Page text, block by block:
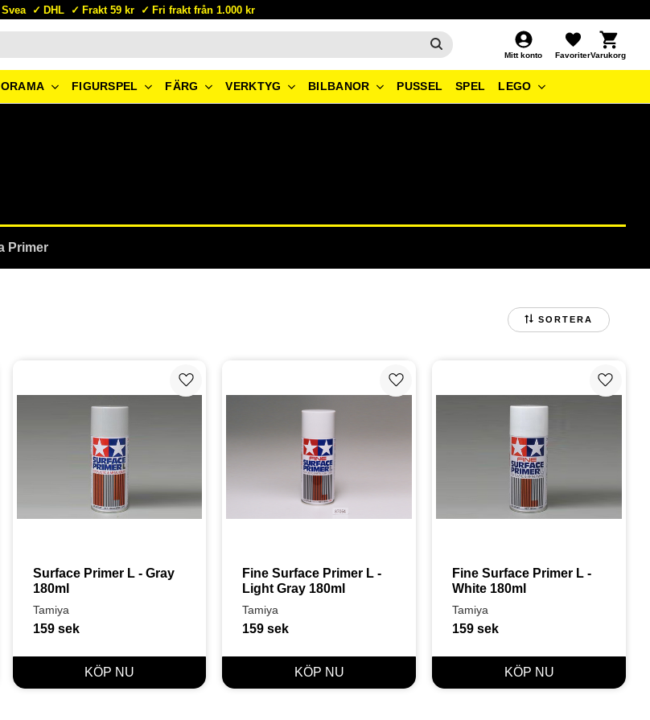
Svea DHL Frakt 59 kr Fri frakt från 1.000 kr
Mitt konto
Favoriter
Kundvagn
FIGURSPEL FÄRG VERKTYG BILBANOR PUSSEL SPEL LEGO
Primer
SORTERA
till i favoriter
Surface Primer L - Gray
180ml
Tamiya
159sek
Lägg till i favoriter
Fine Surface Primer L -
Light Gray 180ml
Tamiya
159 sek
Lägg till i favoriter
Fine Surface Primer L -
White 180ml
Tamiya
159 sek
Lägg